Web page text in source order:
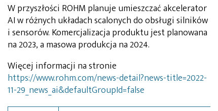
W przyszłości ROHM planuje umieszczać akcelerator
AI w różnych układach scalonych do obsługi silników
i sensorów. Komercjalizacja produktu jest planowana
na 2023, a masowa produkcja na 2024.
Więcej informacji na stronie
https://www.rohm.com/news-detail?news-title=2022-
11-29_news_ai&defaultGroupId=false